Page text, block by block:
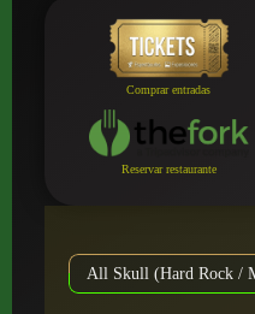
Comprar entradas
Reservar restaurante
All Skull (Hard Rock /